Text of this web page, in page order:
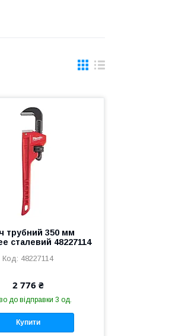
трубний 350 мм
сталевий 48227114
48227114
2 776 ₴
до відправки 3 од.
Купити